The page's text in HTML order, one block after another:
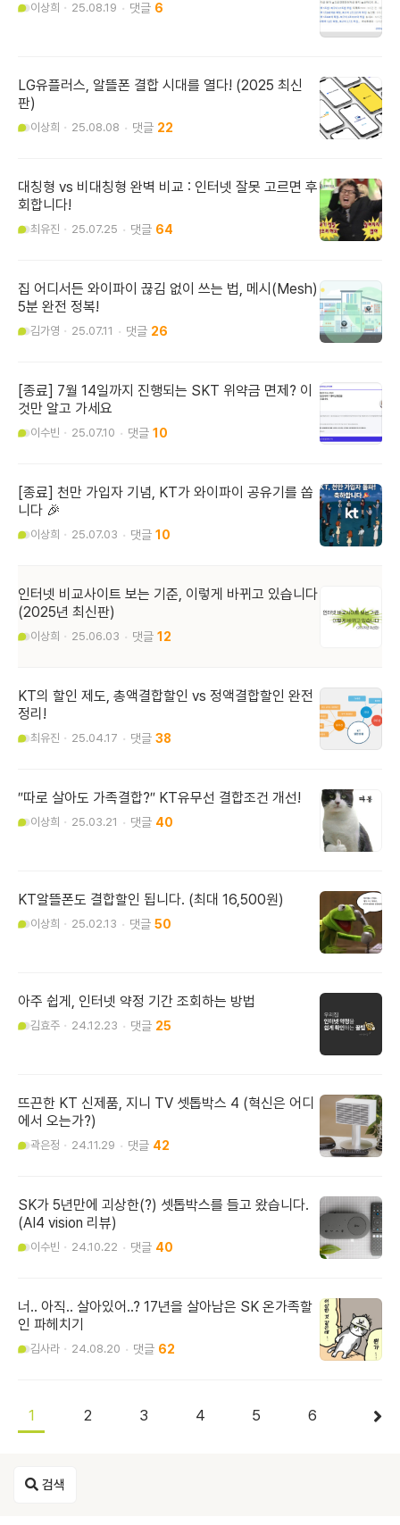
이상희 25.08.19 6
LG유플러스, 알뜰폰 결합 시대를 열다! (2025 최신
판)
이상희 25.08.08 22
대칭형 vs 비대칭형 완벽 비교 : 인터넷 잘못 고르면 후
회합니다!
최유진 25.07.25 64
집 어디서든 와이파이 끊김 없이 쓰는 법, 메시(Mesh)
5분 완전 정복!
김가영 25.07.11 26
[종료] 7월 14일까지 진행되는 SKT 위약금 면제? 이
것만 알고 가세요
이수빈 25.07.10 10
[종료] 천만 가입자 기념, KT가 와이파이 공유기를 쏩
니다 🎉
이상희 25.07.03 10
인터넷 비교사이트 보는 기준, 이렇게 바뀌고 있습니다
(2025년 최신판)
이상희 25.06.03 12
KT의 할인 제도, 총액결합할인 vs 정액결합할인 완전
정리!
최유진 25.04.17 38
″따로 살아도 가족결합?″ KT유무선 결합조건 개선!
이상희 25.03.21 40
KT알뜰폰도 결합할인 됩니다. (최대 16,500원)
이상희 25.02.13 50
아주 쉽게, 인터넷 약정 기간 조회하는 방법
김효주 24.12.23 25
뜨끈한 KT 신제품, 지니 TV 셋톱박스 4 (혁신은 어디
에서 오는가?)
곽은정 24.11.29 42
SK가 5년만에 괴상한(?) 셋톱박스를 들고 왔습니다.
(AI4 vision 리뷰)
이수빈 24.10.22 40
너.. 아직.. 살아있어..? 17년을 살아남은 SK 온가족할
인 파헤치기
김사라 24.08.20 62
1 2 3 4 5 6
검색